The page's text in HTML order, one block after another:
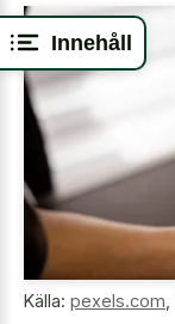
Innehåll
Källa: pexels.com